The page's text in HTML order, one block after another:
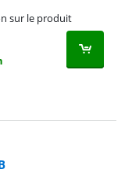
sur le produit